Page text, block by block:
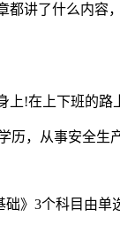
讲了什么内
!在上下班的
，从事安全生
》3个科目由